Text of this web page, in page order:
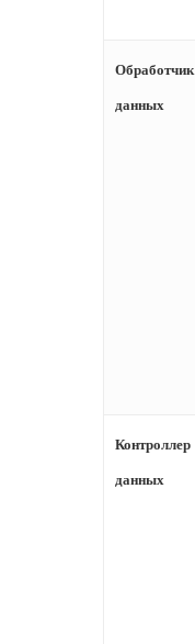
Обработчик
данных
Контроллер
данных